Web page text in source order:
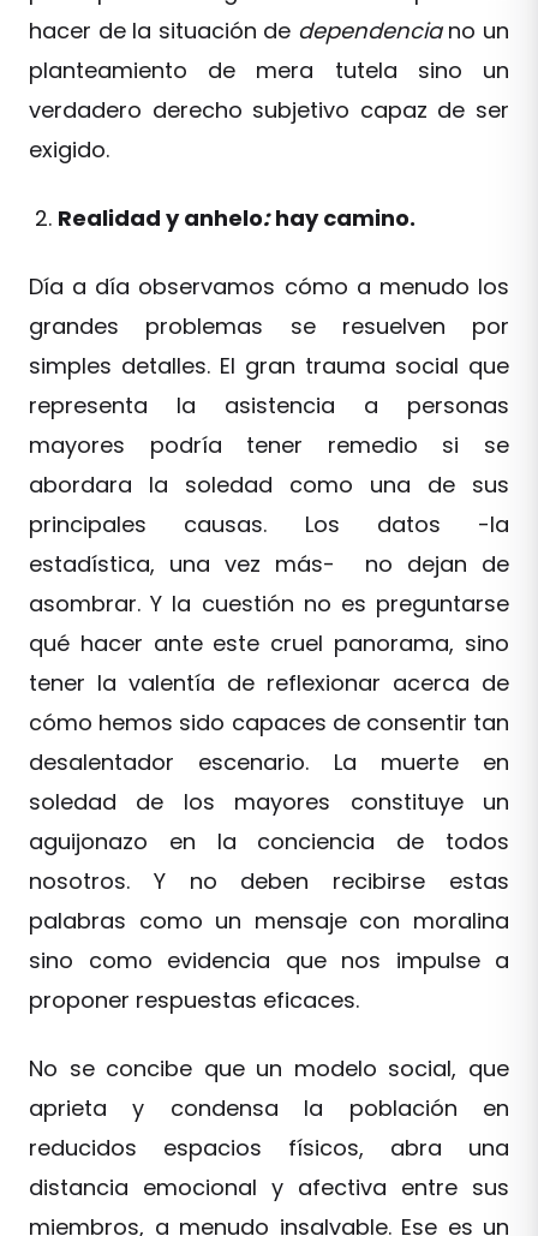
hacer de la situación de dependenciano un
planteamiento de mera tutela sino un
verdadero derecho subjetivo capaz de ser
exigido.
Realidad y anhelo: hay camino.
Día a día observamos cómo a menudo los
grandes problemas se resuelven por
simples detalles. El gran trauma social que
representa la asistencia a personas
mayores podría tener remedio si se
abordara la soledad como una de sus
principales causas. Los datos -la
estadística, una vez más- no dejan de
asombrar. Y la cuestión no es preguntarse
qué hacer ante este cruel panorama, sino
tener la valentía de reflexionar acerca de
cómo hemos sido capaces de consentir tan
desalentador escenario. La muerte en
soledad de los mayores constituye un
aguijonazo en la conciencia de todos
nosotros. Y no deben recibirse estas
palabras como un mensaje con moralina
sino como evidencia que nos impulse a
proponer respuestas eficaces.
No se concibe que un modelo social, que
aprieta y condensa la población en
reducidos espacios físicos, abra una
distancia emocional y afectiva entre sus
miembros, a menudo insalvable. Ese es un